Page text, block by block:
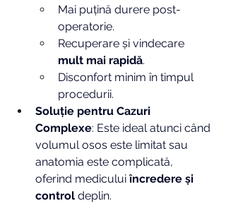
Mai puțină durere post-
operatorie.
Recuperare și vindecare
mult mai rapidă.
Disconfort minim în timpul
procedurii.
Soluție pentru Cazuri
Complexe: Este ideal atunci când
volumul osos este limitat sau
anatomia este complicată,
oferind medicului încredere și
control deplin.